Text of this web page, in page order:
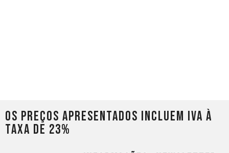
Os preços apresentados incluem IVA à
taxa de 23%